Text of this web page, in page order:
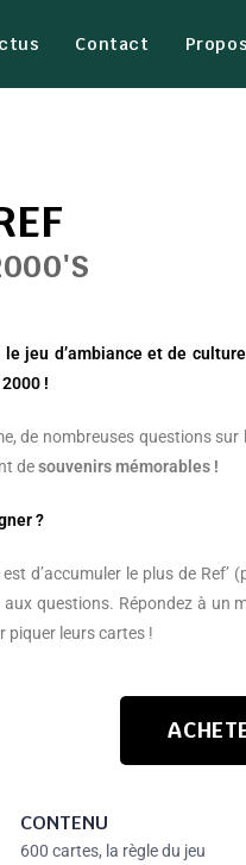
Contact
le jeu d’ambiance et de
!
de nombreuses questions sur
desouvenirs mémorables !
?
d’accumuler le plus de Ref’
questions. Répondez à un
piquer leurs cartes !
CONTENU
600 cartes, la règle du jeu